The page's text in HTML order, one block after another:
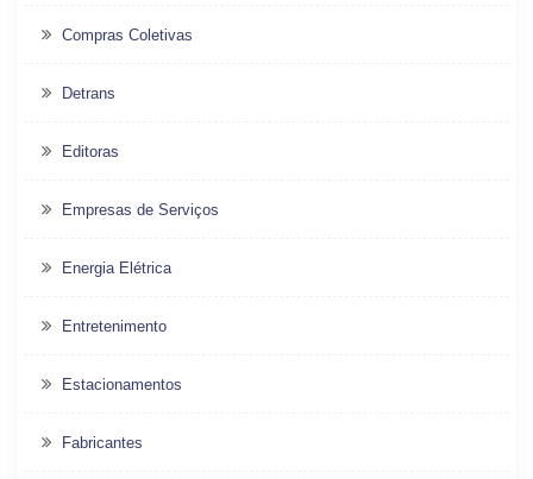
Compras Coletivas
Detrans
Editoras
Empresas de Serviços
Energia Elétrica
Entretenimento
Estacionamentos
Fabricantes